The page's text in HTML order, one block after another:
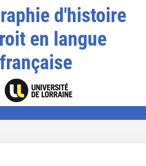
d'histoire
en langue
française